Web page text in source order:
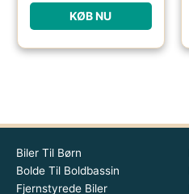
KØB NU
Biler Til Børn
Bolde Til Boldbassin
Fjernstyrede Biler